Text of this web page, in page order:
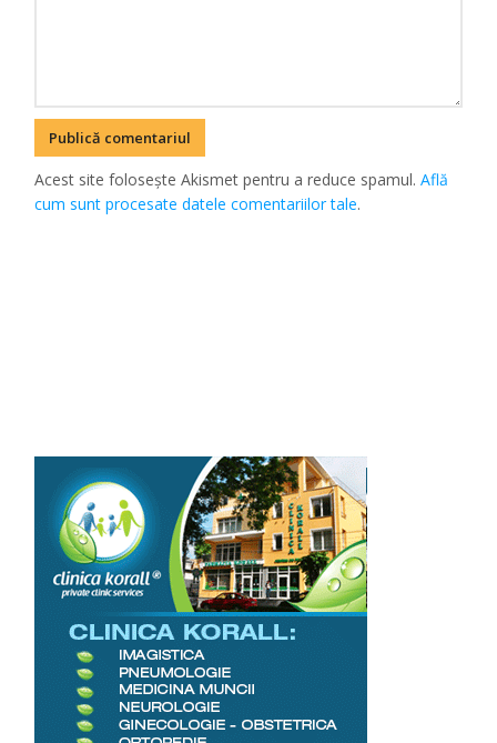
Acest site folosește Akismet pentru a reduce spamul.Află
cum sunt procesate datele comentariilor tale.